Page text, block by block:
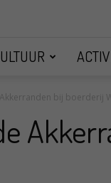
bij boerderij